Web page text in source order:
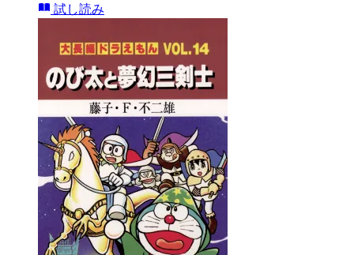
試し読み